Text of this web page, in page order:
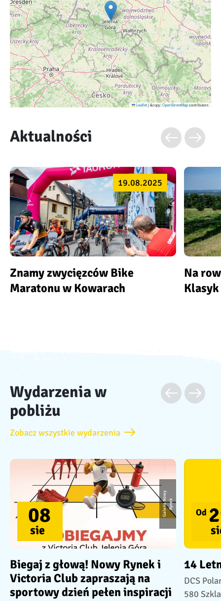
Leaflet|&copy;OpenStreetMapcontributors
Aktualności
19.08.2025
Znamy zwycięzców Bike
Maratonu w Kowarach
Na
Wydarzenia w
pobliżu
Zobacz wszystkie wydarzenia
G
a
l
e
ri
aN
o
w
y
R
y
n
ek
08
sie
Biegaj z głową! Nowy Rynek i
Victoria Club zapraszają na
sportowy dzień pełen inspiracji
Od
14
DCS
580